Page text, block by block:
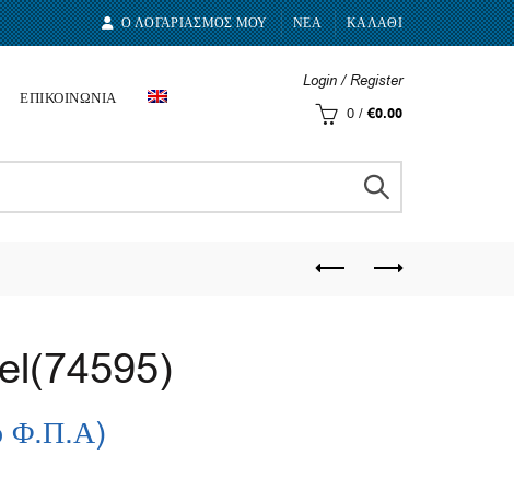
Ο ΛΟΓΑΡΙΑΣΜΟΣ ΜΟΥ ΝΕΑ ΚΑΛΑΘΙ
ΕΠΙΚΟΙΝΩΝΙΑ
Login / Register
0 / €0.00
ο Φ.Π.Α)